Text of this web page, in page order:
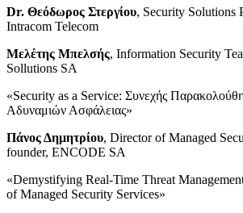
Dr. Θεόδωρος Στεργίου, Security Solutions
Intracom Telecom
Μελέτης Μπελσής, Information Security
Sollutions SA
«Security as a Service: Συνεχής
Αδυναμιών Ασφάλειας»
Πάνος Δημητρίου, Director of Managed
founder, ENCODE SA
«Demystifying Real-Time Threat
of Managed Security Services»